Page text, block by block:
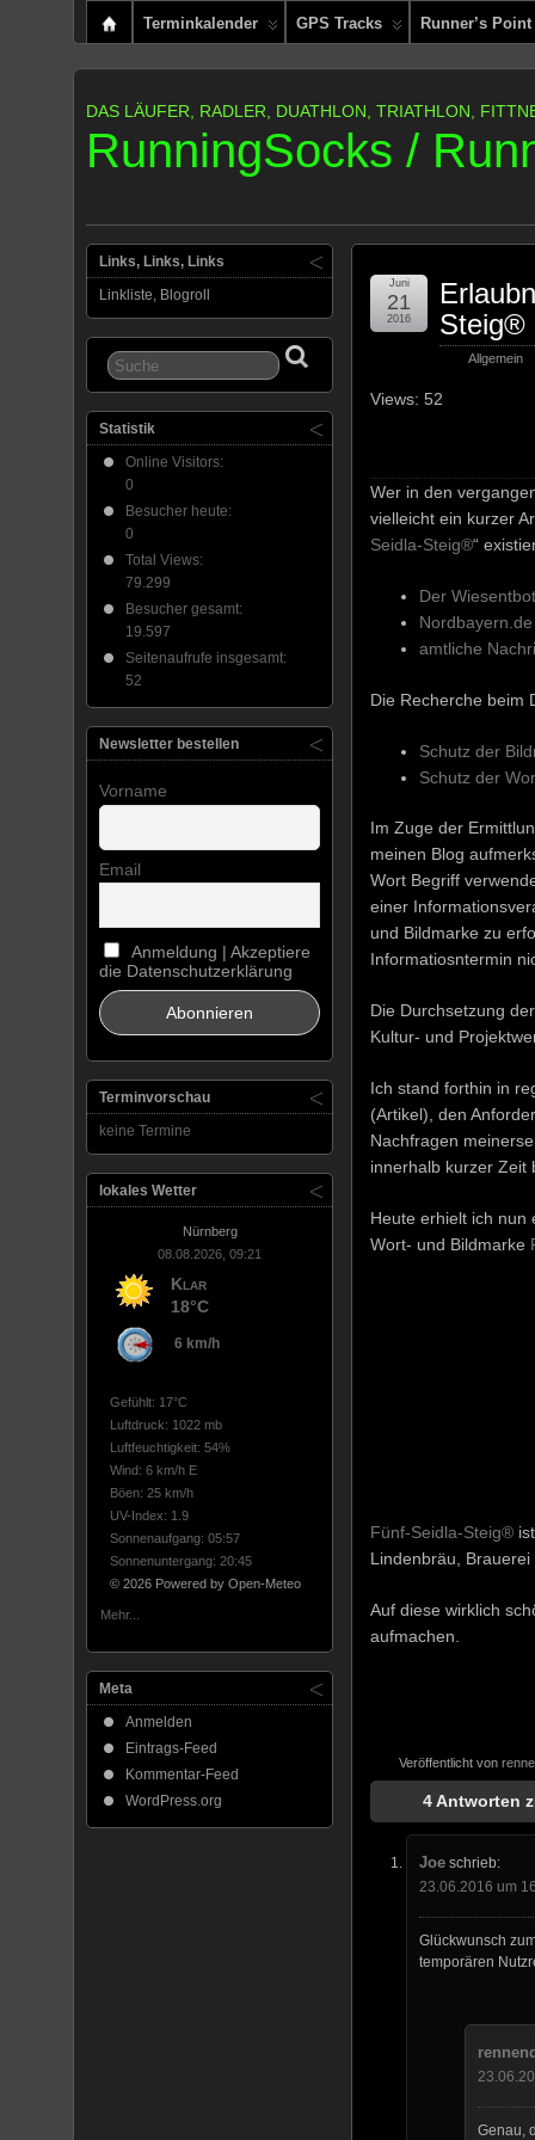
Terminkalender GPS Tracks Runner’s Point
DAS LÄUFER, RADLER, DUATHLON, TRIATHLON,
RunningSocks /
Steig®
Allgemein
Juni
21
2016
Views: 52
Wer in den
vielleicht ein kurzer
Seidla-Steig®“
Der
Nordbayern.de
amtliche
Die Recherche beim
Schutz der
Schutz der
Im Zuge der
meinen Blog
Wort Begriff
einer
und Bildmarke zu
Informatiosntermin
Die Durchsetzung
Kultur- und
Ich stand forthin in
(Artikel), den
Nachfragen
innerhalb kurzer Zeit
Heute erhielt ich nun
Wort- und Bildmarke
Fünf-Seidla-Steig®
Lindenbräu,
Auf diese wirklich
aufmachen.
Veröffentlicht von
4 Antworten
Joe schrieb:
23.06.2016 um
Glückwunsch
temporären
Genau,
Links, Links, Links
Linkliste, Blogroll
Statistik
Online Visitors:
0
Besucher heute:
0
Total Views:
79.299
Besucher gesamt:
19.597
Seitenaufrufe insgesamt:
52
Newsletter bestellen
Vorname
Email
Anmeldung | Akzeptiere
die Datenschutzerklärung
Terminvorschau
keine Termine
lokales Wetter
Nürnberg
08.08.2026, 09:21
Klar
18°C
6 km/h
Gefühlt: 17°C
Luftdruck: 1022 mb
Luftfeuchtigkeit: 54%
Wind: 6 km/h E
Böen: 25 km/h
UV-Index: 1.9
Sonnenaufgang: 05:57
Sonnenuntergang: 20:45
© 2026 Powered by Open-Meteo
Mehr...
Meta
Anmelden
Eintrags-Feed
Kommentar-Feed
WordPress.org